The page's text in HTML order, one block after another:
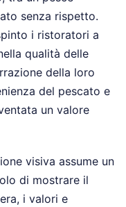
senza rispetto.
i ristoratori a
qualità delle
della loro
del pescato e
un valore
visiva assume un
di mostrare il
i valori e